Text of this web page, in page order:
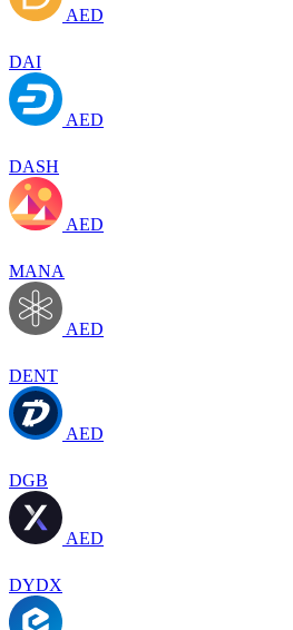
AED
DAI
AED
DASH
AED
MANA
AED
DENT
AED
DGB
AED
DYDX